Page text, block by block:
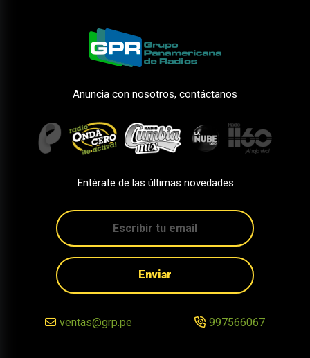
Anuncia con nosotros, contáctanos
Entérate de las últimas novedades
Enviar
ventas@grp.pe 997566067